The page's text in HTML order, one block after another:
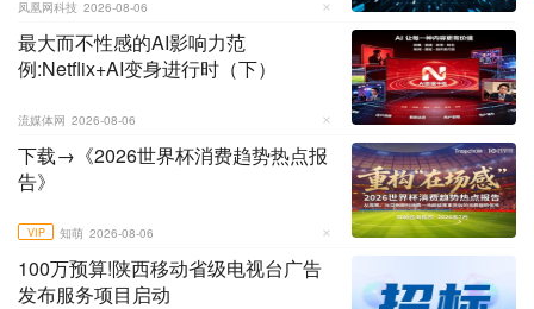
凤凰网科技 2026-08-06
最大而不性感的AI影响力范
例:Netflix+AI变身进行时（下）
流媒体网 2026-08-06
下载→《2026世界杯消费趋势热点报
告》
VIP 知萌 2026-08-06
100万预算!陕西移动省级电视台广告
发布服务项目启动